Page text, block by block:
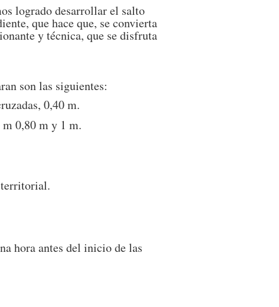
logrado desarrollar el salto
que hace que, se convierta
y técnica, que se disfruta
son las siguientes:
0,40 m.
0,80 m y 1 m.
hora antes del inicio de las